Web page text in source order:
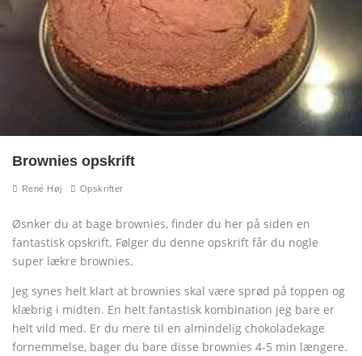
Brownies opskrift
René Høj Opskrifter
Øsnker du at bage brownies, finder du her på siden en
fantastisk opskrift. Følger du denne opskrift får du nogle
super lækre brownies.
Jeg synes helt klart at brownies skal være sprød på toppen og
klæbrig i midten. En helt fantastisk kombination jeg bare er
helt vild med. Er du mere til en almindelig chokoladekage
fornemmelse, bager du bare disse brownies 4-5 min længere.